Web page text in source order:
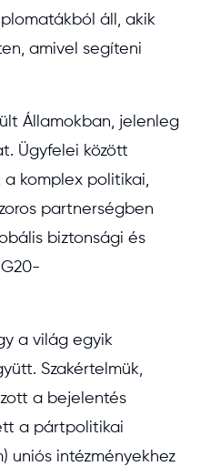
áll, akik
amivel segíteni
Államokban, jelenleg
Ügyfelei között
a komplex politikai,
partnerségben
biztonsági és
a világ egyik
Szakértelmük,
a bejelentés
a pártpolitikai
uniós intézményekhez